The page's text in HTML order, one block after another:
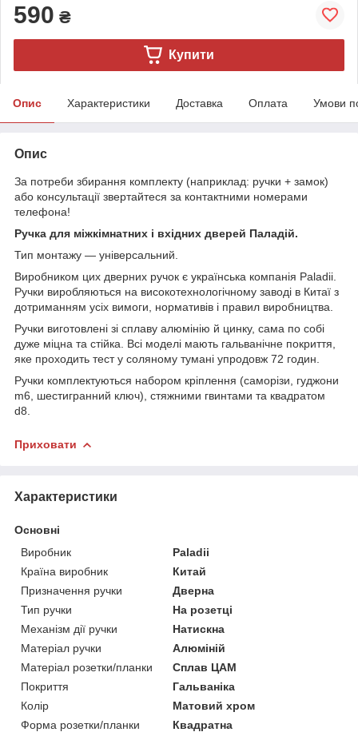
590 ₴
Купити
Опис Характеристики Доставка Оплата Умови
Опис
За потреби збирання комплекту (наприклад: ручки + замок)
або консультації звертайтеся за контактними номерами
телефона!
Ручка для міжкімнатних і вхідних дверей Паладій.
Тип монтажу — універсальний.
Виробником цих дверних ручок є українська компанія Paladii.
Ручки виробляються на високотехнологічному заводі в Китаї з
дотриманням усіх вимоги, нормативів і правил виробництва.
Ручки виготовлені зі сплаву алюмінію й цинку, сама по собі
дуже міцна та стійка. Всі моделі мають гальванічне покриття,
яке проходить тест у соляному тумані упродовж 72 годин.
Ручки комплектуються набором кріплення (саморізи, гуджони
m6, шестигранний ключ), стяжними гвинтами та квадратом
d8.
Приховати
Характеристики
Основні
Виробник
Paladii
Країна виробник
Китай
Призначення ручки
Дверна
Тип ручки
На розетці
Механізм дії ручки
Натискна
Матеріал ручки
Алюміній
Матеріал розетки/планки
Сплав ЦАМ
Покриття
Гальваніка
Колір
Матовий хром
Форма розетки/планки
Квадратна